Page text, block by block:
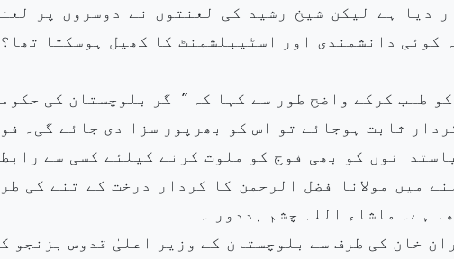
دیا ہے لیکن شیخ رشید کی لعنتوں نے دوسروں پر
کوئی دانشمندی اور اسٹیبلشمنٹ کا کھیل ہوسکتا
طلب کرکے واضح طور سے کہا کہ ’’اگر بلوچستان کی
ثابت ہوجائے تو اس کو بھرپور سزا دی جائے گی۔
کو بھی فوج کو ملوث کرنے کیلئے کسی سے
میں مولانا فضل الرحمن کا کردار درخت کے تنے کی
ہے۔ ماشاء اللہ چشم بددور ۔
خان کی طرف سے بلوچستان کے وزیر اعلیٰ قدوس بزنجو